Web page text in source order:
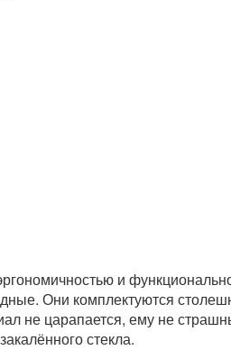
и
Они комплектуются
не царапается, ему не
стекла.